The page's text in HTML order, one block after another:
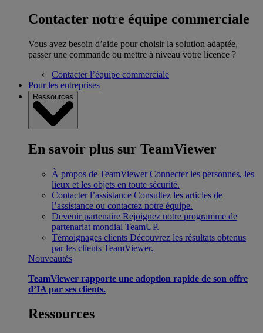
Contacter notre équipe commerciale
Vous avez besoin d’aide pour choisir la solution adaptée,
passer une commande ou mettre à niveau votre licence ?
Contacter l’équipe commerciale
Pour les entreprises
Ressources
En savoir plus sur TeamViewer
À propos de TeamViewer Connecter les personnes, les
lieux et les objets en toute sécurité.
Contacter l’assistance Consultez les articles de
l’assistance ou contactez notre équipe.
Devenir partenaire Rejoignez notre programme de
partenariat mondial TeamUP.
Témoignages clients Découvrez les résultats obtenus
par les clients TeamViewer.
Nouveautés
TeamViewer rapporte une adoption rapide de son offre
d’IA par ses clients.
Ressources